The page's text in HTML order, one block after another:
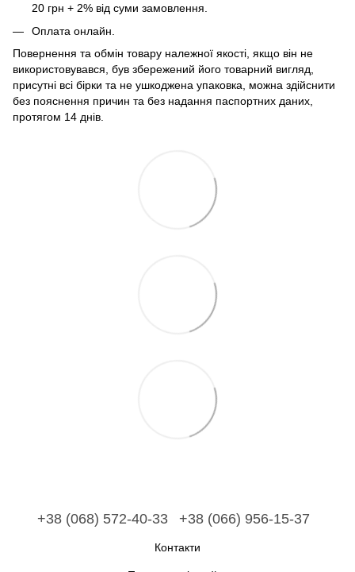
20 грн + 2% від суми замовлення.
Оплата онлайн.
Повернення та обмін товару належної якості, якщо він не
використовувався, був збережений його товарний вигляд,
присутні всі бірки та не ушкоджена упаковка, можна здійснити
без пояснення причин та без надання паспортних даних,
протягом 14 днів.
+38 (068) 572-40-33 +38 (066) 956-15-37
Контакти